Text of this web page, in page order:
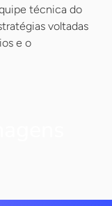
técnica do
voltadas
e o